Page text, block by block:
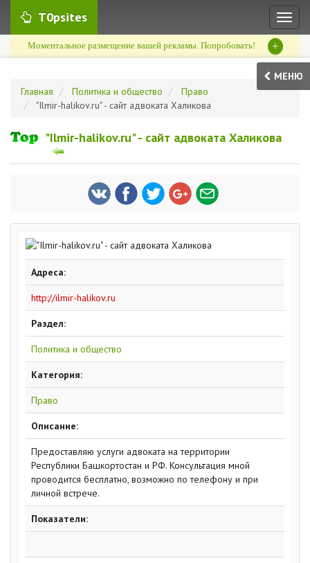
T0psites
Моментальное размещение вашей рекламы. Попробовать! +
МЕНЮ
Главная
Политика и общество
Право
"Ilmir-halikov.ru" - сайт адвоката Халикова
"Ilmir-halikov.ru" - сайт адвоката Халикова
Адреса:
http://ilmir-halikov.ru
Раздел:
Политика и общество
Категория:
Право
Описание:
Предоставляю услуги адвоката на территории
Республики Башкортостан и РФ. Консультация мной
проводится бесплатно, возможно по телефону и при
личной встрече.
Показатели: